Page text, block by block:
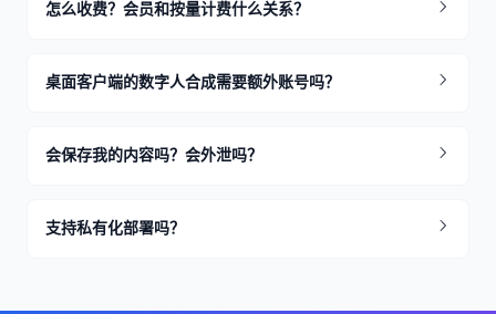
怎么收费？会员和按量计费什么关系？
桌面客户端的数字人合成需要额外账号吗？
会保存我的内容吗？会外泄吗？
支持私有化部署吗？